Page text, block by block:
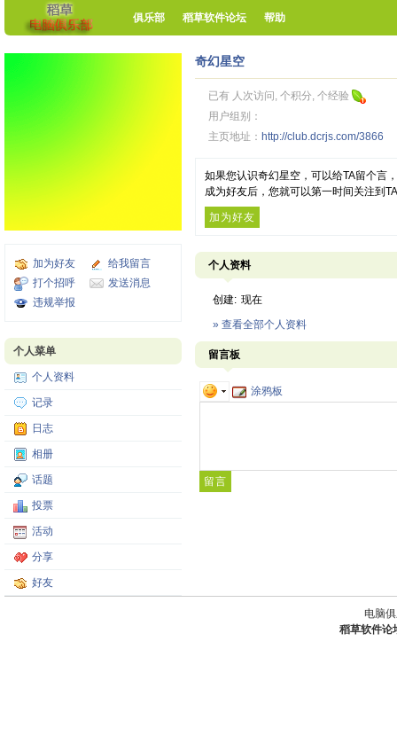
俱乐部 稻草软件论坛 帮助
加为好友
给我留言
打个招呼
发送消息
违规举报
个人菜单
个人资料
记录
日志
相册
话题
投票
活动
分享
好友
奇幻星空
已有 人次访问, 个积分, 个经验
用户组别：
主页地址： http://club.dcrjs.com/3866
如果您认识奇幻星空，可以给TA留个言
成为好友后，您就可以第一时间关注到
加为好友
个人资料
创建: 现在
» 查看全部个人资料
留言板
涂鸦板
电脑
稻草软件论